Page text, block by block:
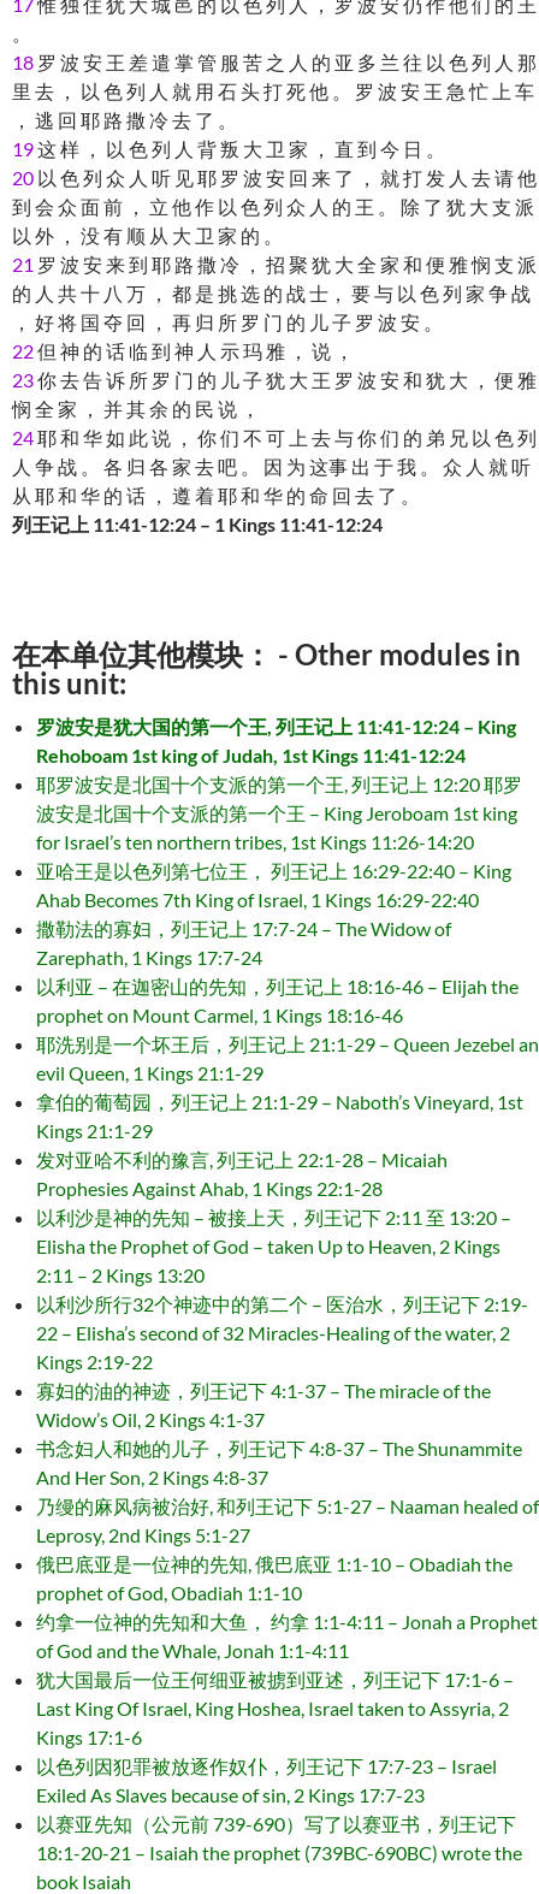
。
18 罗 波 安 王 差 遣 掌 管 服 苦 之 人 的 亚 多 兰 往 以 色 列 人 那
里 去 ， 以 色 列 人 就 用 石 头 打 死 他 。 罗 波 安 王 急 忙 上 车
， 逃 回 耶 路 撒 冷 去 了 。
19这 样 ， 以 色 列 人 背 叛 大 卫 家 ， 直 到 今 日 。
20 以 色 列 众 人 听 见 耶 罗 波 安 回 来 了 ， 就 打 发 人 去 请 他
到 会 众 面 前 ， 立 他 作 以 色 列 众 人 的 王 。 除 了 犹 大 支 派
以 外 ， 没 有 顺 从 大 卫 家 的 。
21 罗 波 安 来 到 耶 路 撒 冷 ， 招 聚 犹 大 全 家 和 便 雅 悯 支 派
的 人 共 十 八 万 ， 都 是 挑 选 的 战 士， 要 与 以 色 列 家 争 战
， 好 将 国 夺 回 ， 再 归 所 罗 门 的 儿 子 罗 波 安 。
22但 神 的 话 临 到 神 人 示 玛 雅 ， 说 ，
23你 去 告 诉 所 罗 门 的 儿 子 犹 大 王 罗 波 安 和 犹 大 ， 便 雅
悯 全 家 ， 并 其 余 的 民 说 ，
24耶 和 华 如 此 说 ， 你 们 不 可 上 去 与 你 们 的 弟 兄 以 色 列
人 争 战 。 各 归 各 家 去 吧 。 因 为 这事 出 于 我 。 众 人 就 听
从 耶 和 华 的 话 ， 遵 着 耶 和 华 的 命 回 去 了 。
列王记上 11:41-12:24 – 1 Kings 11:41-12:24
在本单位其他模块： - Other modules in
this unit:
罗波安是犹大国的第一个王, 列王记上 11:41-12:24 – King
Rehoboam 1st king of Judah, 1st Kings 11:41-12:24
耶罗波安是北国十个支派的第一个王, 列王记上 12:20 耶罗
波安是北国十个支派的第一个王 – King Jeroboam 1st king
for Israel’s ten northern tribes, 1st Kings 11:26-14:20
亚哈王是以色列第七位王， 列王记上 16:29-22:40 – King
Ahab Becomes 7th King of Israel, 1 Kings 16:29-22:40
撒勒法的寡妇，列王记上 17:7-24 – The Widow of
Zarephath, 1 Kings 17:7-24
以利亚 – 在迦密山的先知，列王记上 18:16-46 – Elijah the
prophet on Mount Carmel, 1 Kings 18:16-46
耶洗别是一个坏王后，列王记上 21:1-29 – Queen Jezebel an
evil Queen, 1 Kings 21:1-29
拿伯的葡萄园，列王记上 21:1-29 – Naboth’s Vineyard, 1st
Kings 21:1-29
发对亚哈不利的豫言, 列王记上 22:1-28 – Micaiah
Prophesies Against Ahab, 1 Kings 22:1-28
以利沙是神的先知 – 被接上天，列王记下 2:11 至 13:20 –
Elisha the Prophet of God – taken Up to Heaven, 2 Kings
2:11 – 2 Kings 13:20
以利沙所行32个神迹中的第二个 – 医治水，列王记下 2:19-
22 – Elisha’s second of 32 Miracles-Healing of the water, 2
Kings 2:19-22
寡妇的油的神迹，列王记下 4:1-37 – The miracle of the
Widow’s Oil, 2 Kings 4:1-37
书念妇人和她的儿子，列王记下 4:8-37 – The Shunammite
And Her Son, 2 Kings 4:8-37
乃缦的麻风病被治好, 和列王记下 5:1-27 – Naaman healed of
Leprosy, 2nd Kings 5:1-27
俄巴底亚是一位神的先知, 俄巴底亚 1:1-10 – Obadiah the
prophet of God, Obadiah 1:1-10
约拿一位神的先知和大鱼， 约拿 1:1-4:11 – Jonah a Prophet
of God and the Whale, Jonah 1:1-4:11
犹大国最后一位王何细亚被掳到亚述，列王记下 17:1-6 –
Last King Of Israel, King Hoshea, Israel taken to Assyria, 2
Kings 17:1-6
以色列因犯罪被放逐作奴仆，列王记下 17:7-23 – Israel
Exiled As Slaves because of sin, 2 Kings 17:7-23
以赛亚先知（公元前 739-690）写了以赛亚书，列王记下
18:1-20-21 – Isaiah the prophet (739BC-690BC) wrote the
book Isaiah